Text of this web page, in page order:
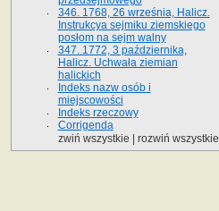
346. 1768, 26 września, Halicz.
Instrukcya sejmiku ziemskiego
posłom na sejm walny
347. 1772, 3 października,
Halicz. Uchwała ziemian
halickich
Indeks nazw osób i
miejscowości
Indeks rzeczowy
Corrigenda
zwiń wszystkie
rozwiń wszystkie